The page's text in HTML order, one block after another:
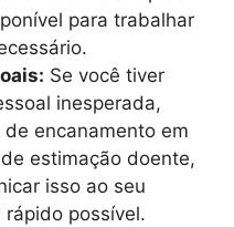
para trabalhar
Se você tiver
inesperada,
encanamento em
estimação doente,
isso ao seu
possível.